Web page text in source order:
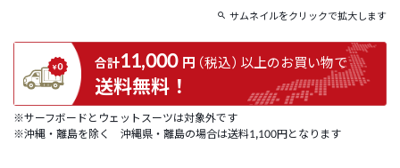
サムネイルをクリックで拡大します
合計11,000 円（税込）以上のお買い物で
送料無料！
※サーフボードとウェットスーツは対象外です
※沖縄・離島を除く 沖縄県・離島の場合は送料1,100円となります